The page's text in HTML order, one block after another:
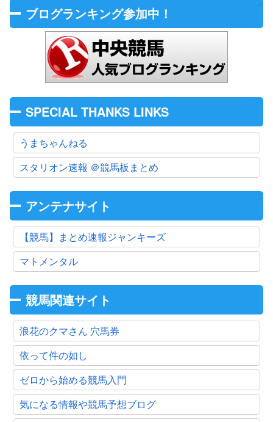
ブログランキング参加中！
SPECIAL THANKS LINKS
うまちゃんねる
スタリオン速報 ＠競馬板まとめ
アンテナサイト
【競馬】まとめ速報ジャンキーズ
マトメンタル
競馬関連サイト
浪花のクマさん 穴馬券
依って件の如し
ゼロから始める競馬入門
気になる情報や競馬予想ブログ